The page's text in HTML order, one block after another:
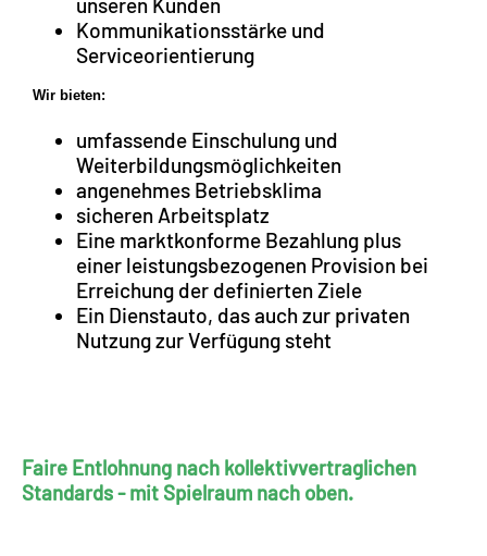
Kommunikationsstärke und
Serviceorientierung
Wir bieten:
umfassende Einschulung und
Weiterbildungsmöglichkeiten
angenehmes Betriebsklima
sicheren Arbeitsplatz
Eine marktkonforme Bezahlung plus
einer leistungsbezogenen Provision bei
Erreichung der definierten Ziele
Ein Dienstauto, das auch zur privaten
Nutzung zur Verfügung steht
Faire Entlohnung nach kollektivvertraglichen
Standards - mit Spielraum nach oben.